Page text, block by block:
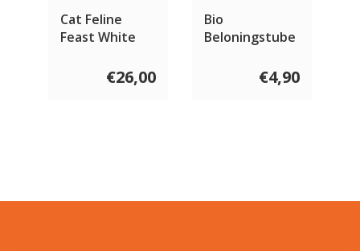
Cat Feline
Feast White
Herring Caviar
€26,00
Bio
Beloningstube
€4,90